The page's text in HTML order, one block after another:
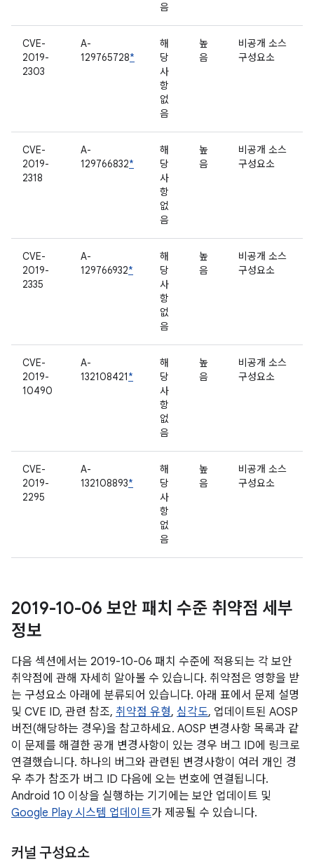
음
CVE-
2019-
2303
A-
129765728*
해
당
사
항
없
음
높
음
비공개 소스
구성요소
CVE-
2019-
2318
A-
129766832*
해
당
사
항
없
음
높
음
비공개 소스
구성요소
CVE-
2019-
2335
A-
129766932*
해
당
사
항
없
음
높
음
비공개 소스
구성요소
CVE-
2019-
10490
A-
132108421*
해
당
사
항
없
음
높
음
비공개 소스
구성요소
CVE-
2019-
2295
A-
132108893*
해
당
사
항
없
음
높
음
비공개 소스
구성요소
2019-10-06 보안 패치 수준 취약점 세부
정보
다음 섹션에서는 2019-10-06 패치 수준에 적용되는 각 보안
취약점에 관해 자세히 알아볼 수 있습니다. 취약점은 영향을 받
는 구성요소 아래에 분류되어 있습니다. 아래 표에서 문제 설명
및 CVE ID, 관련 참조, 취약점 유형, 심각도, 업데이트된 AOSP
버전(해당하는 경우)을 참고하세요. AOSP 변경사항 목록과 같
이 문제를 해결한 공개 변경사항이 있는 경우 버그 ID에 링크로
연결했습니다. 하나의 버그와 관련된 변경사항이 여러 개인 경
우 추가 참조가 버그 ID 다음에 오는 번호에 연결됩니다.
Android 10 이상을 실행하는 기기에는 보안 업데이트 및
Google Play 시스템 업데이트가 제공될 수 있습니다.
커널 구성요소